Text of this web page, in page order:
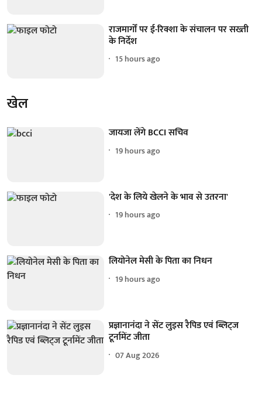
राजमार्गों पर ई-रिक्शा के संचालन पर सख्ती
के निर्देश
15 hours ago
खेल
जायजा लेंगे BCCI सचिव
19 hours ago
'देश के लिये खेलने के भाव से उतरना'
19 hours ago
लियोनेल मेसी के पिता का निधन
19 hours ago
प्रज्ञानानंदा ने सेंट लुइस रैपिड एवं ब्लिट्ज
टूर्नामेंट जीता
07 Aug 2026